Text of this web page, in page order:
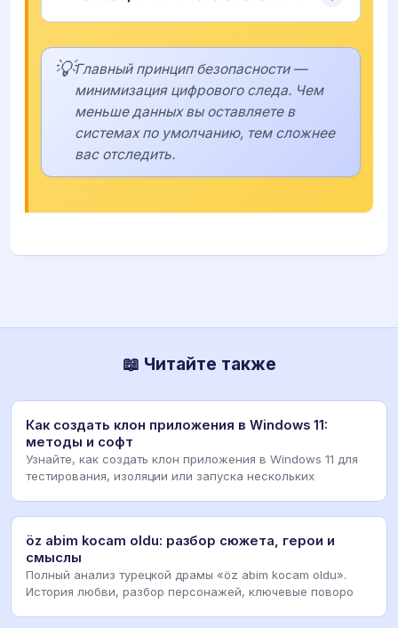
💡Главный принцип безопасности —
минимизация цифрового следа. Чем
меньше данных вы оставляете в
системах по умолчанию, тем сложнее
вас отследить.
📖 Читайте также
Как создать клон приложения в Windows 11:
методы и софт
Узнайте, как создать клон приложения в Windows 11 для
тестирования, изоляции или запуска нескольких
öz abim kocam oldu: разбор сюжета, герои и
смыслы
Полный анализ турецкой драмы «öz abim kocam oldu».
История любви, разбор персонажей, ключевые поворо